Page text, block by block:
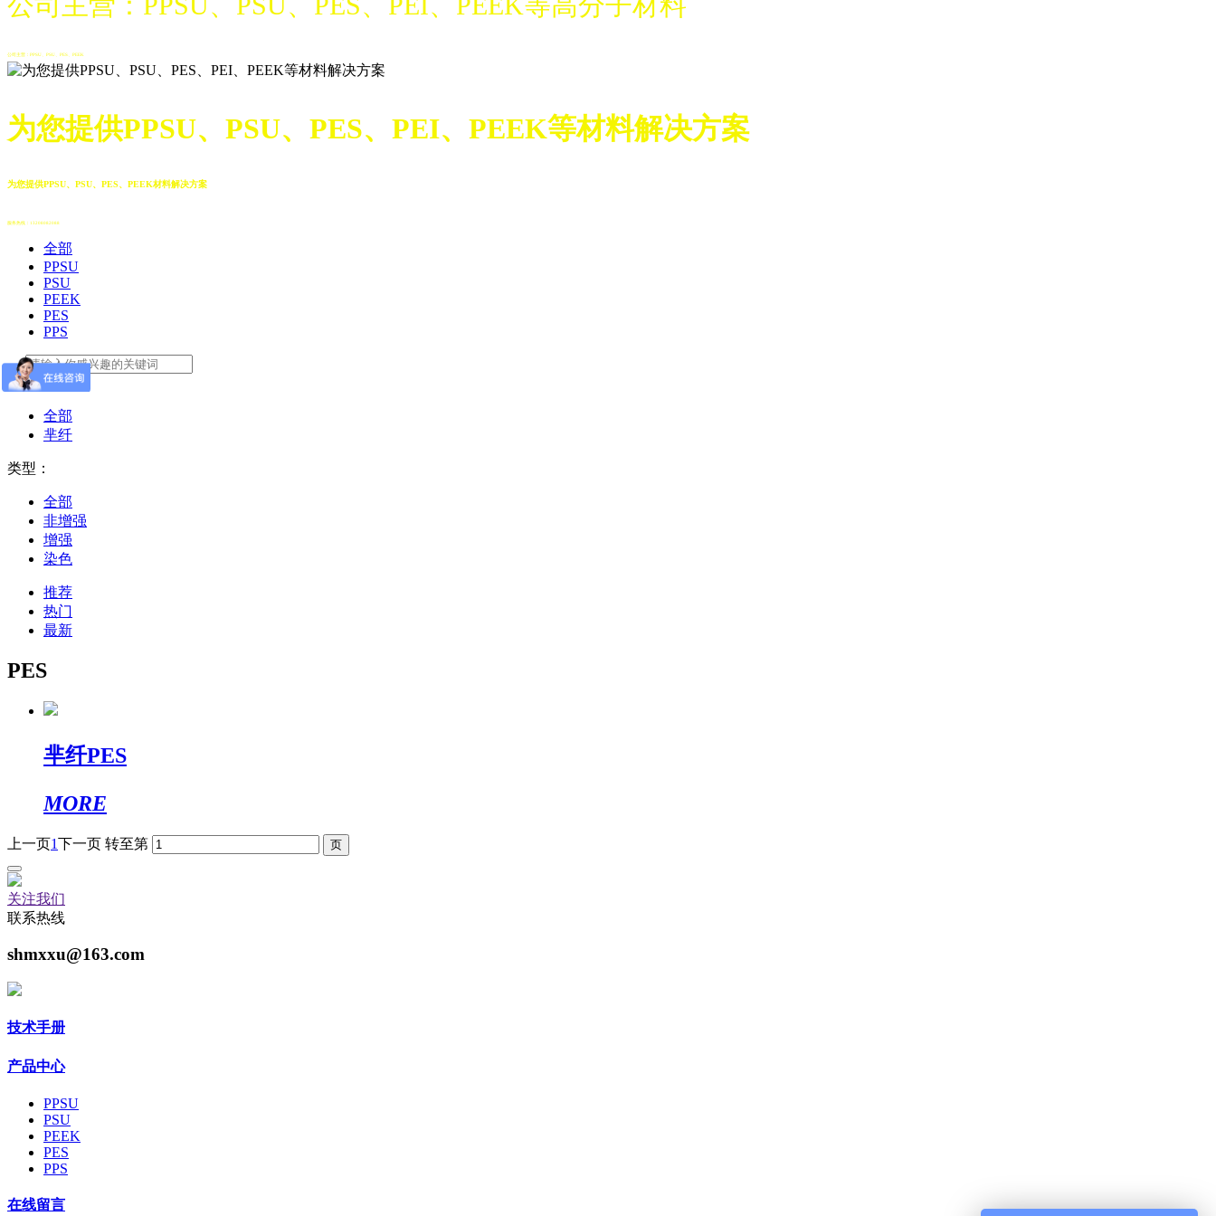
公司主营：PPSU、PSU、PES、PEEK
为您提供PPSU、PSU、PES、PEI、PEEK等材料解决方案
为您提供PPSU、PSU、PES、PEEK材料解决方案
服务热线：13208082088
全部
PPSU
PSU
PEEK
PES
PPS
品牌：
全部
芈纤
类型：
全部
非增强
增强
染色
推荐
热门
最新
PES
芈纤PES
MORE
上一页1下一页 转至第
关注我们
联系热线
shmxxu@163.com
技术手册
产品中心
PPSU
PSU
PEEK
PES
PPS
在线留言